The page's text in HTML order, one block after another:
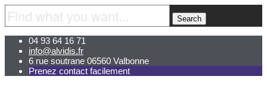
04 93 64 16 71
info@alvidis.fr
6 rue soutrane 06560 Valbonne
Prenez contact facilement